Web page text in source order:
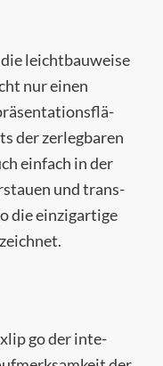
leicht­bau­wei­se
nur einen
der zer­leg­ba­ren
ein­fach in der
und trans­
die ein­zig­ar­ti­ge
go der inte­